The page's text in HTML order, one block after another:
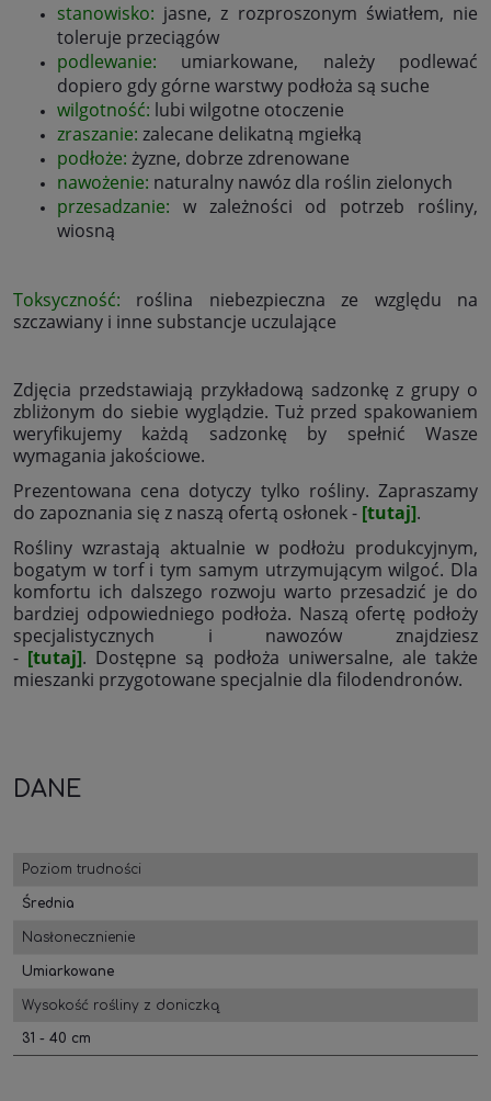
stanowisko: jasne, z rozproszonym światłem, nie
toleruje przeciągów
podlewanie: umiarkowane, należy podlewać
dopiero gdy górne warstwy podłoża są suche
wilgotność: lubi wilgotne otoczenie
zraszanie: zalecane delikatną mgiełką
podłoże: żyzne, dobrze zdrenowane
nawożenie: naturalny nawóz dla roślin zielonych
przesadzanie: w zależności od potrzeb rośliny,
wiosną
Toksyczność: roślina niebezpieczna ze względu na
szczawiany i inne substancje uczulające
Zdjęcia przedstawiają przykładową sadzonkę z grupy o
zbliżonym do siebie wyglądzie. Tuż przed spakowaniem
weryfikujemy każdą sadzonkę by spełnić Wasze
wymagania jakościowe.
Prezentowana cena dotyczy tylko rośliny. Zapraszamy
do zapoznania się z naszą ofertą osłonek - [tutaj].
Rośliny wzrastają aktualnie w podłożu produkcyjnym,
bogatym w torf i tym samym utrzymującym wilgoć. Dla
komfortu ich dalszego rozwoju warto przesadzić je do
bardziej odpowiedniego podłoża. Naszą ofertę podłoży
specjalistycznych i nawozów znajdziesz
- [tutaj]. Dostępne są podłoża uniwersalne, ale także
mieszanki przygotowane specjalnie dla filodendronów.
DANE
Poziom trudności
Średnia
Nasłonecznienie
Umiarkowane
Wysokość rośliny z doniczką
31 - 40 cm